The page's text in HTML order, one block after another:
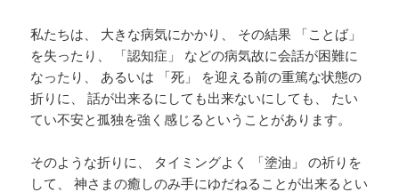
私たちは、 大きな病気にかかり、 その結果 「ことば」
を失ったり、 「認知症」 などの病気故に会話が困難に
なったり、 あるいは 「死」 を迎える前の重篤な状態の
折りに、 話が出来るにしても出来ないにしても、 たい
てい不安と孤独を強く感じるということがあります。
そのような折りに、 タイミングよく 「塗油」 の祈りを
して、 神さまの癒しのみ手にゆだねることが出来るとい